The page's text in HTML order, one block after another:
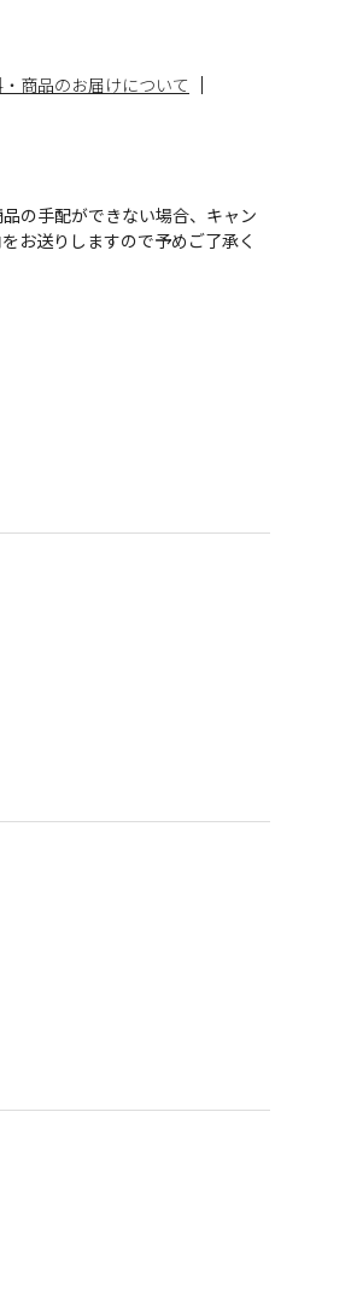
商品のお届けについて
の手配ができない場合、キャン
お送りしますので予めご了承く